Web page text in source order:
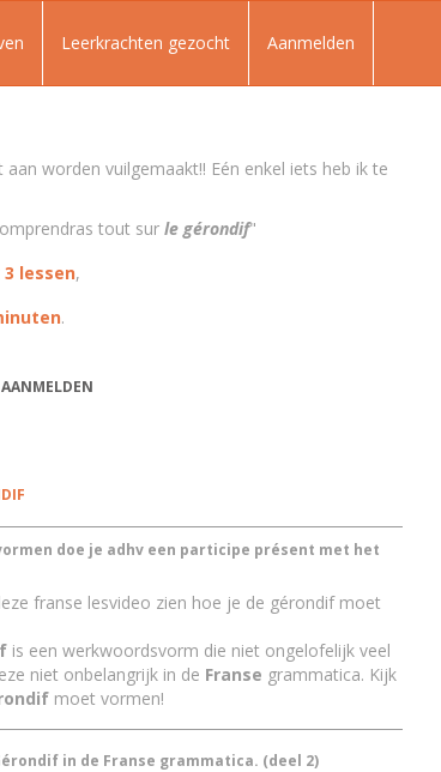
Leerkrachten gezocht Aanmelden
worden vuilgemaakt!! Eén enkel iets heb ik te
tout sur le gérondif"
3 lessen,
.
AANMELDEN
doe je adhv een participe présent met het
franse lesvideo zien hoe je de gérondif moet
is een werkwoordsvorm die niet ongelofelijk veel
niet onbelangrijk in de Franse grammatica. Kijk
moet vormen!
in de Franse grammatica. (deel 2)